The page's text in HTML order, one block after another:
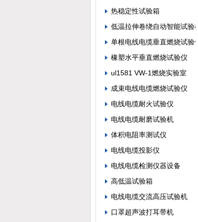
热稳定性试验箱
低温拉伸卷绕自动智能试验机
单根电线电缆垂直燃烧试验仪
橡塑水平垂直燃烧试验仪
ul1581 VW-1燃烧实验室
成束电线电缆燃烧试验仪
电线电缆耐火试验仪
电线电缆耐磨试验机
体积电阻率测试仪
电线电缆投影仪
电线电缆检测仪器设备
高低温试验箱
电线电缆交流高压试验机
口罩超声波打耳带机